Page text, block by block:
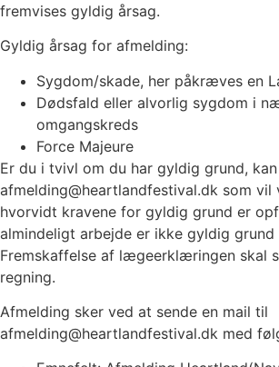
fremvises gyldig årsag.
Gyldig årsag for afmelding:
Sygdom/skade, her påkræves en
Dødsfald eller alvorlig sygdom i
omgangskreds
Force Majeure
Er du i tvivl om du har gyldig grund,
afmelding@heartlandfestival.dk som vil
hvorvidt kravene for gyldig grund er
almindeligt arbejde er ikke gyldig grund
Fremskaffelse af lægeerklæringen skal
regning.
Afmelding sker ved at sende en mail til
afmelding@heartlandfestival.dk med